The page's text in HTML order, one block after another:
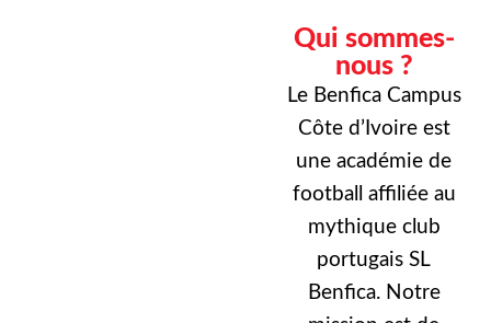
Qui sommes-
nous ?
Le Benfica Campus
Côte d’Ivoire est
une académie de
football affiliée au
mythique club
portugais SL
Benfica. Notre